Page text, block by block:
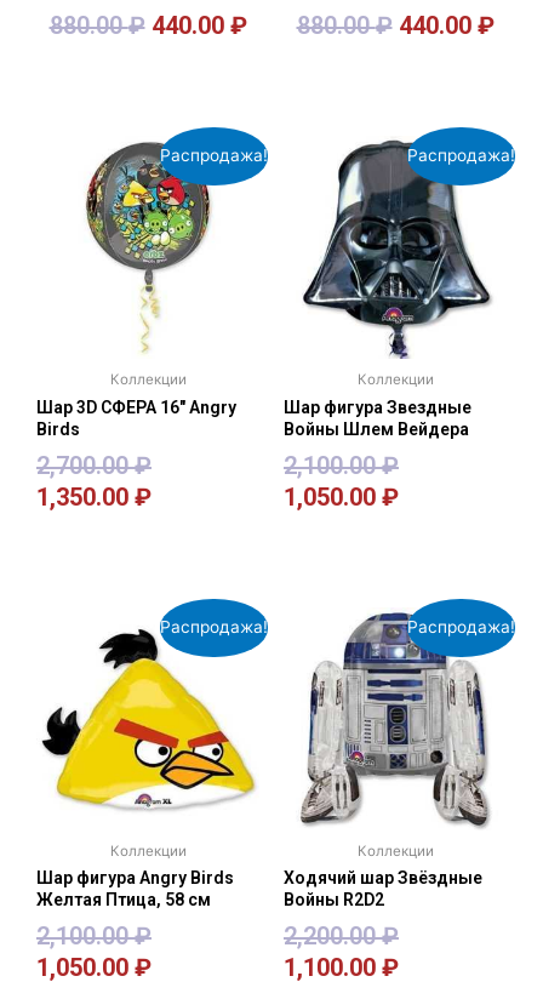
880.00₽ 440.00 ₽ 880.00₽ 440.00 ₽
Распродажа!
Коллекции
Шар 3D СФЕРА 16″ Angry
Birds
2,700.00₽
1,350.00 ₽
Распродажа!
Коллекции
Шар фигура Звездные
Войны Шлем Вейдера
2,100.00₽
1,050.00 ₽
Распродажа!
Коллекции
Шар фигура Angry Birds
Желтая Птица, 58 см
2,100.00₽
1,050.00 ₽
Распродажа!
Коллекции
Ходячий шар Звёздные
Войны R2D2
2,200.00₽
1,100.00 ₽